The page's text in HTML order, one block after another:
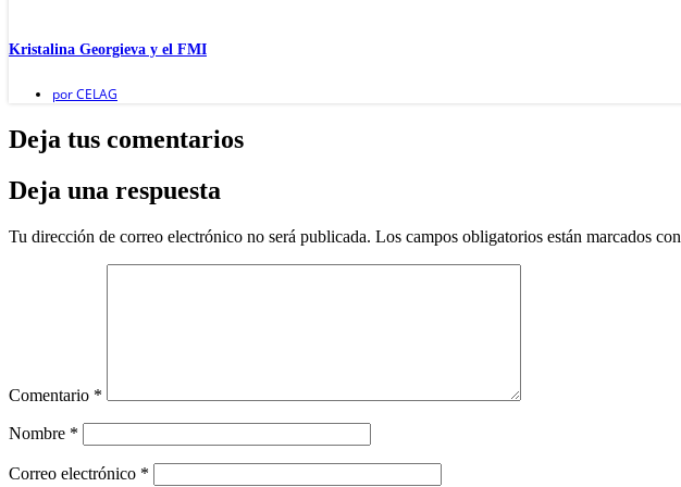
Kristalina Georgieva y el FMI
porCELAG
Deja tus comentarios
Deja una respuesta
Tu dirección de correo electrónico no será publicada. Los campos obligatorios están marcados con
Comentario *
Nombre *
Correo electrónico *